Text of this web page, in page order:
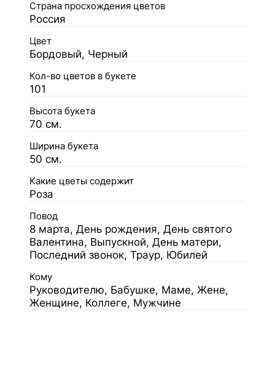
Страна просхождения цветов
Россия
Цвет
Бордовый, Черный
Кол-во цветов в букете
101
Высота букета
70 см.
Ширина букета
50 см.
Какие цветы содержит
Роза
Повод
8 марта, День рождения, День святого
Валентина, Выпускной, День матери,
Последний звонок, Траур, Юбилей
Кому
Руководителю, Бабушке, Маме, Жене,
Женщине, Коллеге, Мужчине